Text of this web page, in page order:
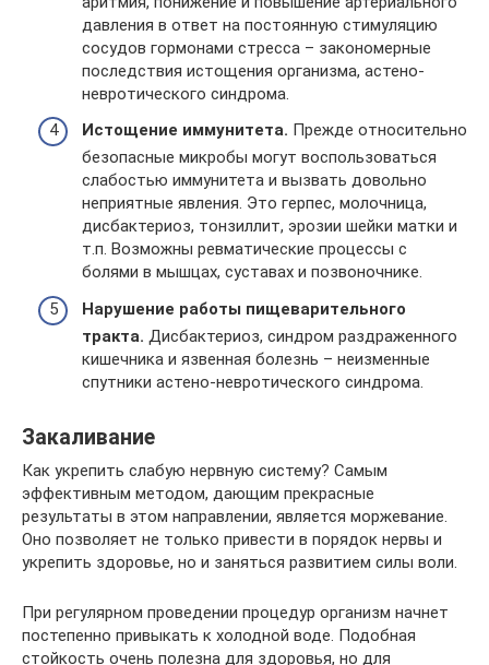
давления в ответ на постоянную стимуляцию
сосудов гормонами стресса – закономерные
последствия истощения организма, астено-
невротического синдрома.
Истощение иммунитета. Прежде относительно
безопасные микробы могут воспользоваться
слабостью иммунитета и вызвать довольно
неприятные явления. Это герпес, молочница,
дисбактериоз, тонзиллит, эрозии шейки матки и
т.п. Возможны ревматические процессы с
болями в мышцах, суставах и позвоночнике.
Нарушение работы пищеварительного
тракта. Дисбактериоз, синдром раздраженного
кишечника и язвенная болезнь – неизменные
спутники астено-невротического синдрома.
Закаливание
Как укрепить слабую нервную систему? Самым
эффективным методом, дающим прекрасные
результаты в этом направлении, является моржевание.
Оно позволяет не только привести в порядок нервы и
укрепить здоровье, но и заняться развитием силы воли.
При регулярном проведении процедур организм начнет
постепенно привыкать к холодной воде. Подобная
стойкость очень полезна для здоровья, но для